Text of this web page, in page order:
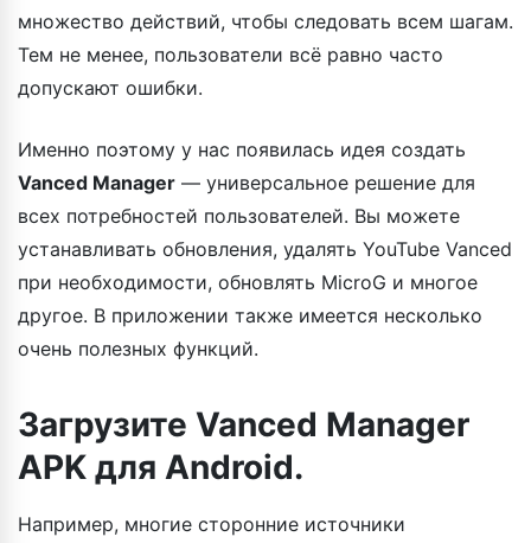
множество действий, чтобы следовать всем шагам.
Тем не менее, пользователи всё равно часто
допускают ошибки.
Именно поэтому у нас появилась идея создать
Vanced Manager — универсальное решение для
всех потребностей пользователей. Вы можете
устанавливать обновления, удалять YouTube Vanced
при необходимости, обновлять MicroG и многое
другое. В приложении также имеется несколько
очень полезных функций.
Загрузите Vanced Manager
APK для Android.
Например, многие сторонние источники